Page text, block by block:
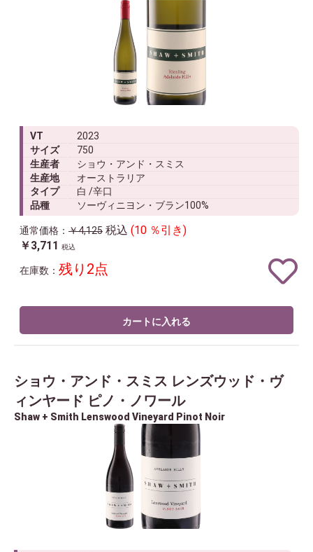
VT
2023
サイズ
750
生産者
ショウ・アンド・スミス
生産地
オーストラリア
タイプ
白 /辛口
品種
ソーヴィニヨン・ブラン100%
通常価格： ￥4,125 税込 (10 ％引き)
￥3,711 税込
在庫数： 残り2点
カートに入れる
ショウ・アンド・スミス レンズウッド・ヴ
ィンヤード ピノ・ノワール
Shaw + Smith Lenswood Vineyard Pinot Noir